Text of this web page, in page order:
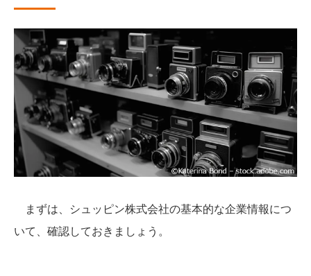
まずは、シュッピン株式会社の基本的な企業情報につ
いて、確認しておきましょう。